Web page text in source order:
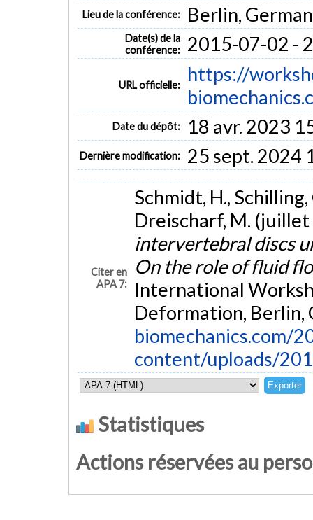
Lieu de la conférence: Berlin,
Date(s) de la
conférence:
2015-07-02 -
URL officielle:
https://
Date du dépôt: 18 avr. 2023
Dernière modification: 25 sept. 2024
Citer en
APA 7:
Schmidt, H.,
Dreischarf, M.
intervertebral discs
On the role of fluid
International
Deformation, Berlin,
biomechanics.com/
content/uploads/
Statistiques
Actions réservées au